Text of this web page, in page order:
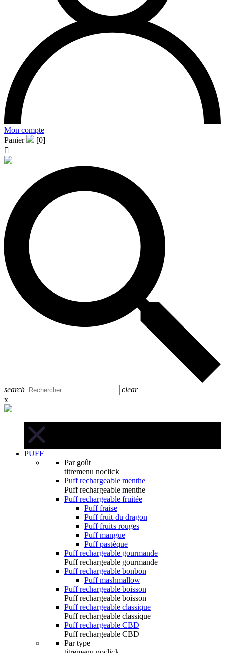
Mon compte
Panier
[0]

search
clear
x
PUFF
Par goût
titremenu noclick
Puff rechargeable menthe
Puff rechargeable menthe
Puff rechargeable fruitée
Puff fraise
Puff fruit du dragon
Puff fruits rouges
Puff mangue
Puff pastèque
Puff rechargeable gourmande
Puff rechargeable gourmande
Puff rechargeable bonbon
Puff mashmallow
Puff rechargeable boisson
Puff rechargeable boisson
Puff rechargeable classique
Puff rechargeable classique
Puff rechargeable CBD
Puff rechargeable CBD
Par type